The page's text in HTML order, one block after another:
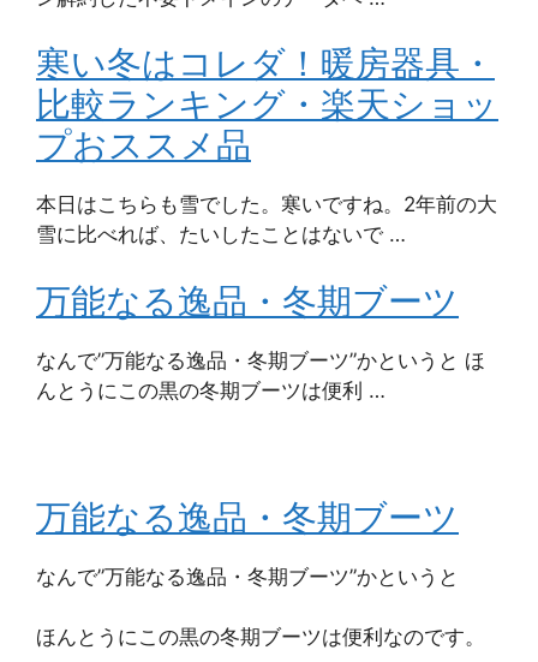
寒い冬はコレダ！暖房器具・
比較ランキング・楽天ショッ
プおススメ品
本日はこちらも雪でした。寒いですね。2年前の大
雪に比べれば、たいしたことはないで …
万能なる逸品・冬期ブーツ
なんで”万能なる逸品・冬期ブーツ”かというと ほ
んとうにこの黒の冬期ブーツは便利 …
万能なる逸品・冬期ブーツ
なんで”万能なる逸品・冬期ブーツ”かというと
ほんとうにこの黒の冬期ブーツは便利なのです。